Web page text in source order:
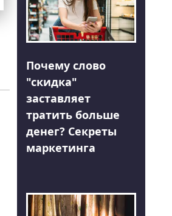
Почему слово
"скидка"
заставляет
тратить больше
денег? Секреты
маркетинга